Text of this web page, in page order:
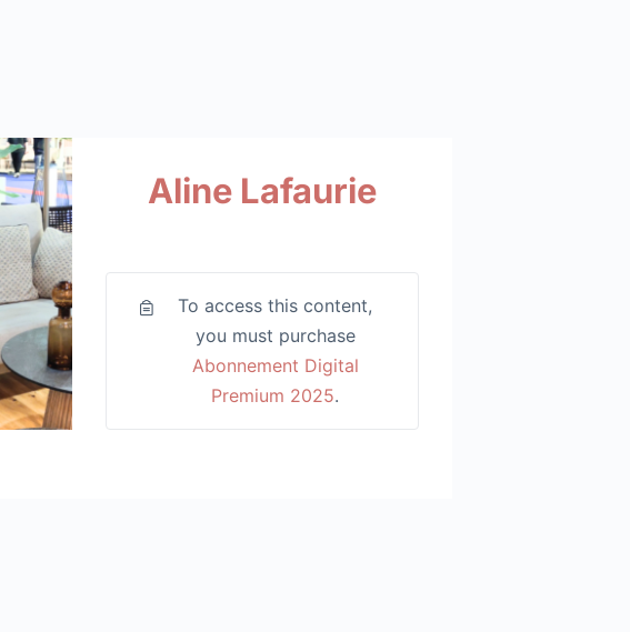
Aline Lafaurie
To access this content,
you must purchase
Abonnement Digital
Premium 2025.